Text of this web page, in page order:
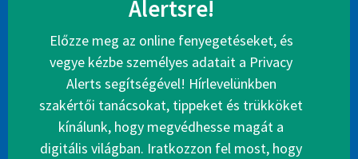
Alertsre!
Előzze meg az online fenyegetéseket, és
vegye kézbe személyes adatait a Privacy
Alerts segítségével! Hírlevelünkben
szakértői tanácsokat, tippeket és trükköket
kínálunk, hogy megvédhesse magát a
digitális világban. Iratkozzon fel most, hogy